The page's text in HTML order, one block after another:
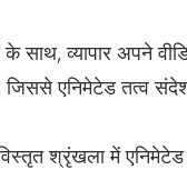
साथ, व्यापार अपने
जिससे एनिमेटेड तत्व
श्रृंखला में एनिमेटेड